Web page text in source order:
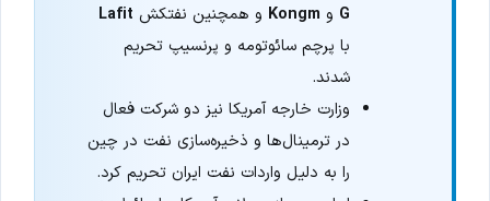
G و Kongm و همچنین نفتکش Lafit
با پرچم سائوتومه و پرنسیپ تحریم
شدند.
وزارت خارجه آمریکا نیز دو شرکت فعال
در ترمینال‌ها و ذخیره‌سازی نفت در چین
را به دلیل واردات نفت ایران تحریم کرد.